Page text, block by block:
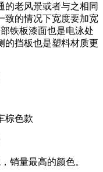
的老风景或者与之相同
致的情况下宽度要加宽
铁板漆面也是电泳处
的挡板也是塑料材质更
棕色款
销量最高的颜色。